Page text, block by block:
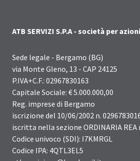
ATB SERVIZI S.P.A - società per
Sede legale - Bergamo (BG)
via Monte Gleno, 13 - CAP 24125
P.IVA+C.F.: 02967830163
Capitale Sociale: € 5.000.000,00
Reg. imprese di Bergamo
iscrizione del 10/06/2002 n.
iscritta nella sezione ORDINARIA REA
Codice univoco (SDI): I7KMRGL
Codice IPA: 4QTL3EL5